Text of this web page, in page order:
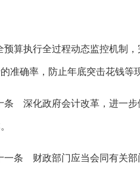
预算执行全过程动态监控机制
准确率，防止年底突击花钱等
条 深化政府会计改革，进一步
一条 财政部门应当会同有关部